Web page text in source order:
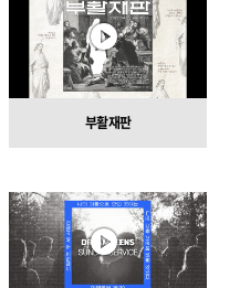
부활재판